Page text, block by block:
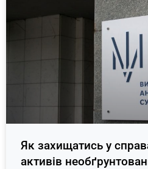
Як захищатись у
активів